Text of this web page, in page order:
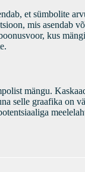
et sümbolite
mis asendab
kus
mängu.
selle graafika on